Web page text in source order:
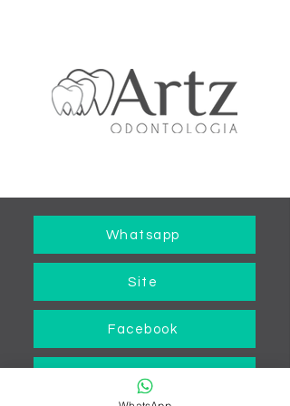
Whatsapp
Site
Facebook
Localização